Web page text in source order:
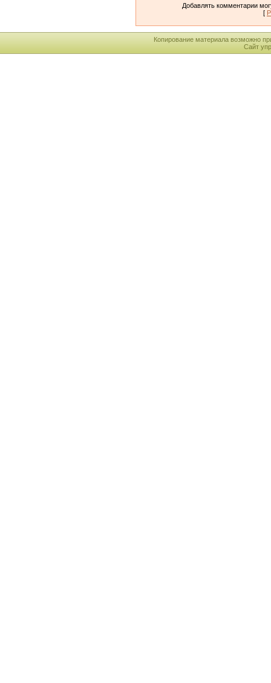
Добавлять комментарии
[
Копирование материала возможно
Сайт